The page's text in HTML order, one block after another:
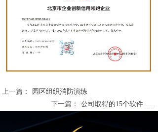
上一篇：
园区组织消防演练
下一篇：
公司取得的15个软件......